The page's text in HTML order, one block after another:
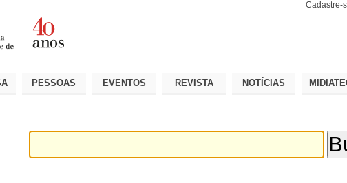
Cadastre-
PESSOAS EVENTOS REVISTA NOTÍCIAS